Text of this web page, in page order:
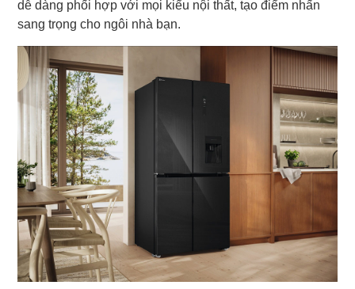
dễ dàng phối hợp với mọi kiểu nội thất, tạo điểm nhấn
sang trọng cho ngôi nhà bạn.